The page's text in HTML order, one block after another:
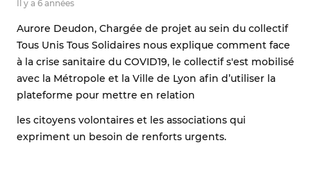
Il y a 6 années
Aurore Deudon, Chargée de projet au sein du collectif
Tous Unis Tous Solidaires nous explique comment face
à la crise sanitaire du COVID19, le collectif s'est mobilisé
avec la Métropole et la Ville de Lyon afin d’utiliser la
plateforme pour mettre en relation
les citoyens volontaires et les associations qui
expriment un besoin de renforts urgents.